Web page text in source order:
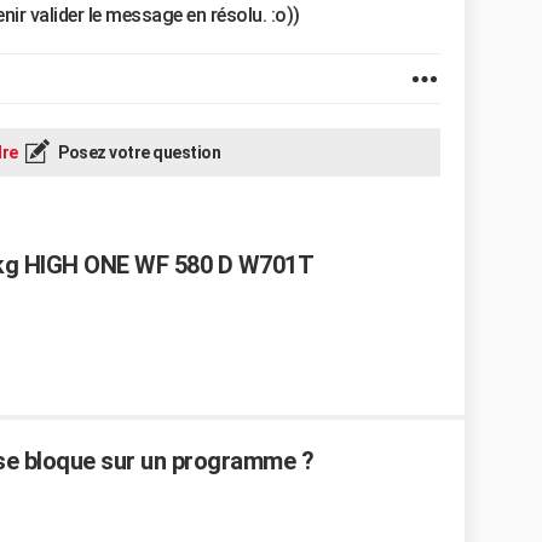
valider le message en résolu. :o))
Posez votre question
HIGH ONE WF 580 D W701T
bloque sur un programme ?